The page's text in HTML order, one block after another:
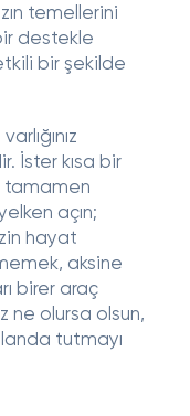
temellerini
destekle
bir şekilde
İster kısa bir
tamamen
açın;
hayat
aksine
birer araç
ne olursa olsun,
tutmayı